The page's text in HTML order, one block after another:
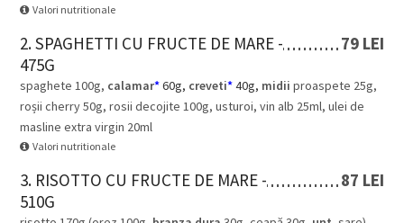
Valori nutritionale
2. SPAGHETTI CU FRUCTE DE MARE -
475G
spaghete 100g, calamar*60g, creveti*40g, midii proaspete 25g,
roșii cherry 50g, rosii decojite 100g, usturoi, vin alb 25ml, ulei de
masline extra virgin 20ml
Valori nutritionale
79 LEI
3. RISOTTO CU FRUCTE DE MARE -
510G
87 LEI